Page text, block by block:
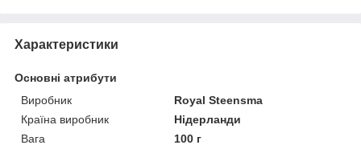
Характеристики
Основні атрибути
Виробник
Royal Steensma
Країна виробник
Нідерланди
Вага
100 г